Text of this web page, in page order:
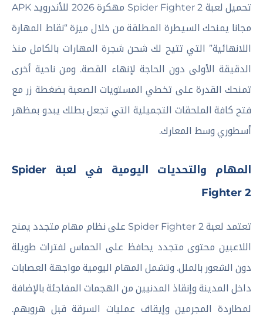
تحميل لعبة Spider Fighter 2 مهكرة 2026 للأندرويد APK
مجانا يمنحك السيطرة المطلقة من خلال ميزة “نقاط المهارة
اللانهائية” التي تتيح لك شحن شجرة المهارات بالكامل منذ
الدقيقة الأولى دون الحاجة لإنهاء القصة. ومن ناحية أخرى
تمنحك القدرة على تخطي المستويات الصعبة بضغطة زر مع
فتح كافة الملحقات التجميلية التي تجعل بطلك يبدو بمظهر
أسطوري وسط المعارك.
المهام والتحديات اليومية في لعبة Spider
Fighter 2
تعتمد لعبة Spider Fighter 2 على نظام مهام متجدد يمنح
اللاعبين محتوى متجدد يحافظ على الحماس لفترات طويلة
دون الشعور بالملل. وتشمل المهام اليومية مواجهة العصابات
داخل المدينة وإنقاذ المدنيين من الهجمات المفاجئة بالإضافة
لمطاردة المجرمين وإيقاف عمليات السرقة قبل هروبهم.